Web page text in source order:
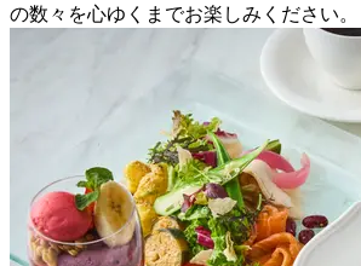
の数々を心ゆくまでお楽しみください。